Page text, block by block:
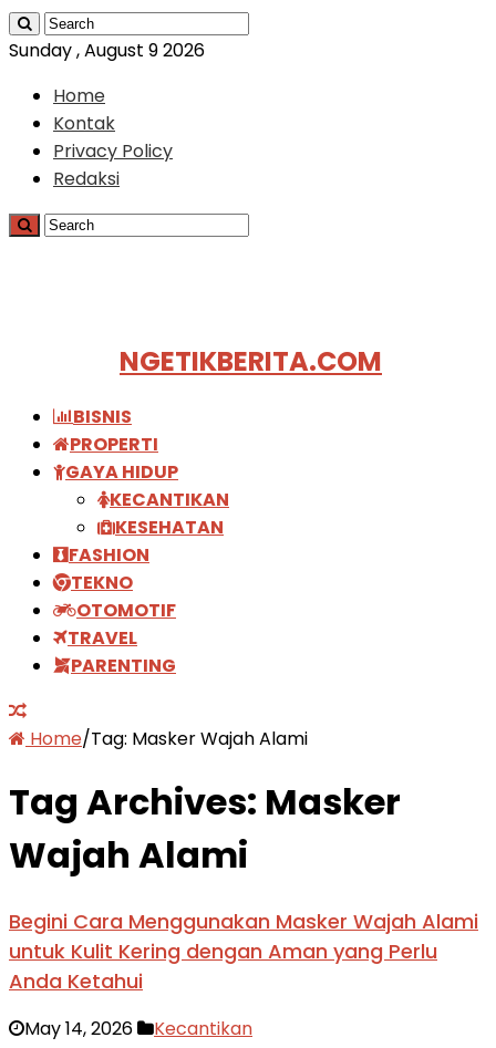
Sunday , August 9 2026
Home
Kontak
Privacy Policy
Redaksi
NGETIKBERITA.COM
BISNIS
PROPERTI
GAYA HIDUP
KECANTIKAN
KESEHATAN
FASHION
TEKNO
OTOMOTIF
TRAVEL
PARENTING
Home/Tag: Masker Wajah Alami
Tag Archives: Masker
Wajah Alami
Begini Cara Menggunakan Masker Wajah Alami
untuk Kulit Kering dengan Aman yang Perlu
Anda Ketahui
May 14, 2026 Kecantikan